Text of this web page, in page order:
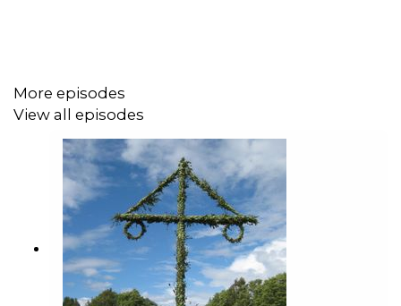
More episodes
View all episodes